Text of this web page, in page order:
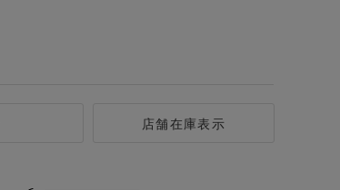
店舗在庫表示